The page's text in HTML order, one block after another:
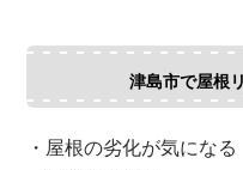
津島市で屋根
・屋根の劣化が気になる